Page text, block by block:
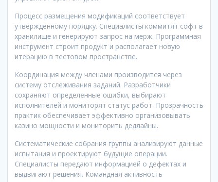
Процесс размещения модификаций соответствует
утвержденному порядку. Специалисты коммитят софт в
хранилище и генерируют запрос на мерж. Программная
инструмент строит продукт и располагает новую
итерацию в тестовом пространстве.
Координация между членами производится через
систему отслеживания заданий. Разработчики
сохраняют определенные ошибки, выбирают
исполнителей и мониторят статус работ. Прозрачность
практик обеспечивает эффективно организовывать
казино мощности и мониторить дедлайны.
Систематические собрания группы анализируют данные
испытания и проектируют будущие операции.
Специалисты передают информацией о дефектах и
выдвигают решения. Командная активность